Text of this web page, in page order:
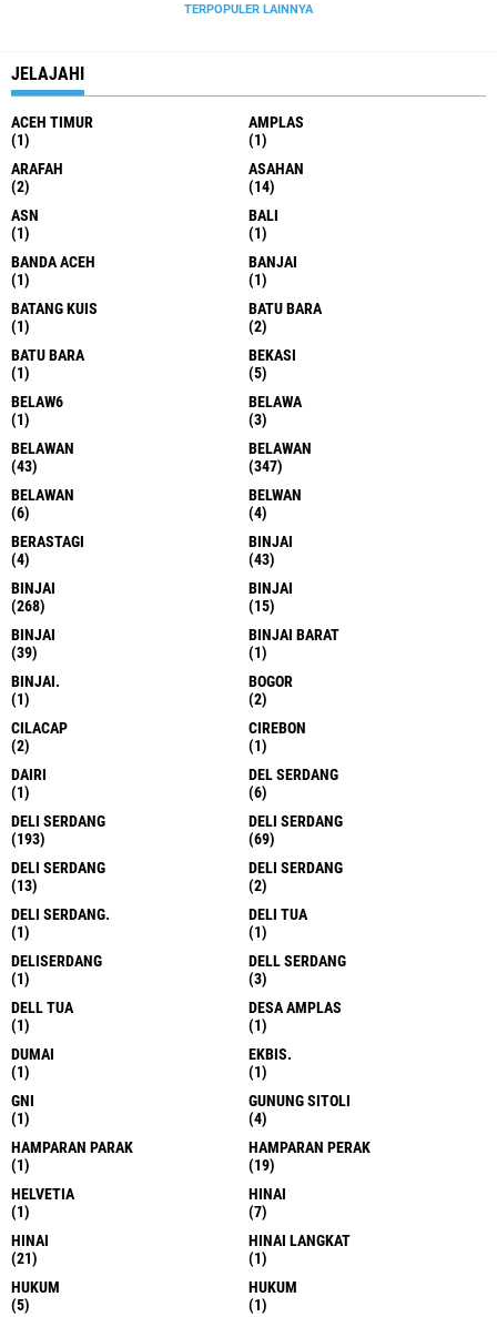
TERPOPULER LAINNYA
JELAJAHI
ACEH TIMUR
(1)
AMPLAS
(1)
ARAFAH
(2)
ASAHAN
(14)
ASN
(1)
BALI
(1)
BANDA ACEH
(1)
BANJAI
(1)
BATANG KUIS
(1)
BATU BARA
(2)
BATU BARA
(1)
BEKASI
(5)
BELAW6
(1)
BELAWA
(3)
BELAWAN
(43)
BELAWAN
(347)
BELAWAN
(6)
BELWAN
(4)
BERASTAGI
(4)
BINJAI
(43)
BINJAI
(268)
BINJAI
(15)
BINJAI
(39)
BINJAI BARAT
(1)
BINJAI.
(1)
BOGOR
(2)
CILACAP
(2)
CIREBON
(1)
DAIRI
(1)
DEL SERDANG
(6)
DELI SERDANG
(193)
DELI SERDANG
(69)
DELI SERDANG
(13)
DELI SERDANG
(2)
DELI SERDANG.
(1)
DELI TUA
(1)
DELISERDANG
(1)
DELL SERDANG
(3)
DELL TUA
(1)
DESA AMPLAS
(1)
DUMAI
(1)
EKBIS.
(1)
GNI
(1)
GUNUNG SITOLI
(4)
HAMPARAN PARAK
(1)
HAMPARAN PERAK
(19)
HELVETIA
(1)
HINAI
(7)
HINAI
(21)
HINAI LANGKAT
(1)
HUKUM
(5)
HUKUM
(1)